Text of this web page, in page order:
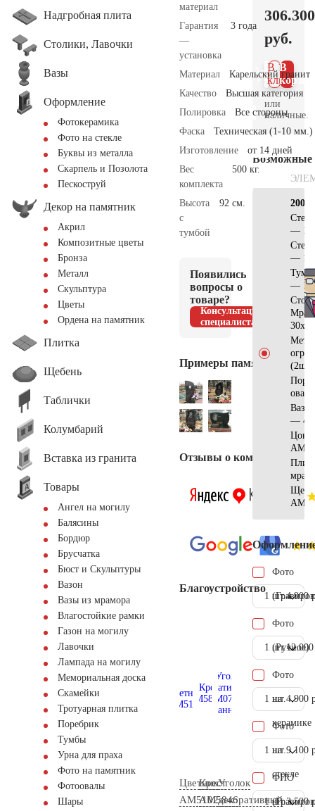
Надгробная плита
Столики, Лавочки
Вазы
Оформление
Фотокерамика
Фото на стекле
Буквы из металла
Скарпель и Позолота
Пескоструй
Декор на памятник
Акрил
Композитные цветы
Бронза
Металл
Скульптура
Цветы
Ордена на памятник
Плитка
Щебень
Таблички
Колумбарий
Вставка из гранита
Товары
Ангел на могилу
Балясины
Бордюр
Брусчатка
Бюст и Скульптуры
Вазон
Вазы из мрамора
Влагостойкие рамки
Газон на могилу
Лавочки
Лампада на могилу
Мемориальная доска
Скамейки
Тротуарная плитка
Поребрик
Тумбы
Урна для праха
Фото на памятник
Фотоовалы
Шары
материал
Гарантия
—
установка
3 года
Материал
Карельский гранит
Качество
Высшая категория
Полировка
Все стороны
Фаска
Техническая (1-10 мм.)
Изготовление
от 14 дней
Вес
комплекта
500 кг.
Высота
с
тумбой
92 см.
Появились
вопросы о
товаре?
Консультация
специалиста
Примеры памятников
Отзывы о компании
Благоустройство
Цветник
AM5102
Крест
AM5846
Уголок
декоративный
306.300
руб.
В
В 1
клик
или
наличные.
Возможные
—
—
—
(2шт)
овал
Ваза
—
Фото
1 шт.4.900
Фото
(Ручное)
1 шт.
Фото
на
керамике
1 шт. 4.900
Фото
на
стекле
1 шт. 9.100
ФИО
1 шт.3.500